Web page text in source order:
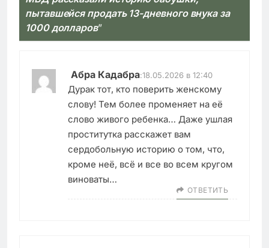
пытавшейся продать 13-дневного внука за
1000 долларов”
Абра Кадабра:18.05.2026 в 12:40
Дурак тот, кто поверить женскому
слову! Тем более променяет на её
слово живого ребенка… Даже ушлая
проститутка расскажет вам
сердобольную историю о том, что,
кроме неё, всё и все во всем кругом
виноваты…
ОТВЕТИТЬ